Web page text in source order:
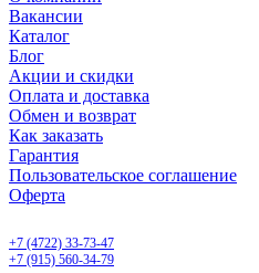
Вакансии
Каталог
Блог
Акции и скидки
Оплата и доставка
Обмен и возврат
Как заказать
Гарантия
Пользовательское соглашение
Оферта
+7 (4722) 33-73-47
+7 (915) 560-34-79